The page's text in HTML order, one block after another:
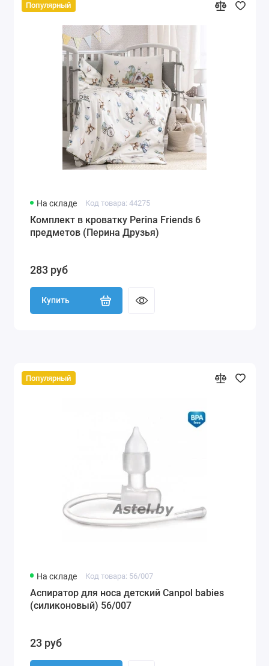
Популярный
На складе Код товара: 44275
Комплект в кроватку Perina Friends 6
предметов (Перина Друзья)
283 руб
Купить
Популярный
На складе Код товара: 56/007
Аспиратор для носа детский Canpol babies
(силиконовый) 56/007
23 руб